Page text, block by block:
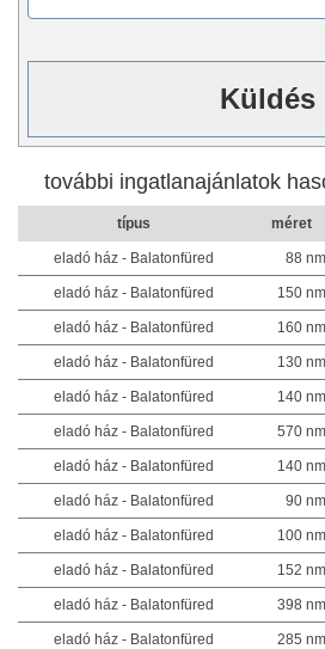
további ingatlanajánlatok
típus méret
eladó ház - Balatonfüred 88 nm
eladó ház - Balatonfüred 150 nm
eladó ház - Balatonfüred 160 nm
eladó ház - Balatonfüred 130 nm
eladó ház - Balatonfüred 140 nm
eladó ház - Balatonfüred 570 nm
eladó ház - Balatonfüred 140 nm
eladó ház - Balatonfüred 90 nm
eladó ház - Balatonfüred 100 nm
eladó ház - Balatonfüred 152 nm
eladó ház - Balatonfüred 398 nm
eladó ház - Balatonfüred 285 nm